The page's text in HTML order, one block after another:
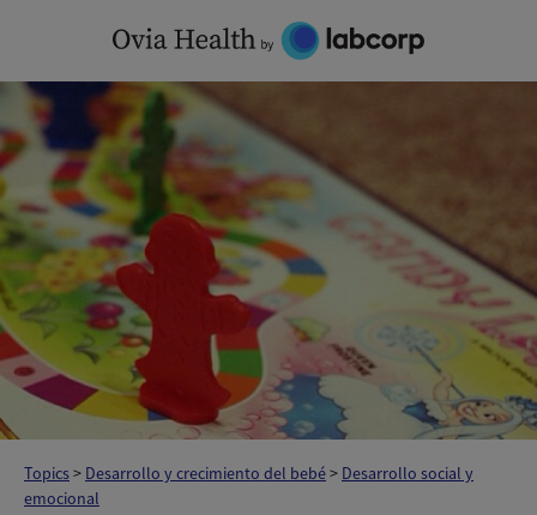
content
Topics> Desarrollo y crecimiento del bebé> Desarrollo social y
emocional